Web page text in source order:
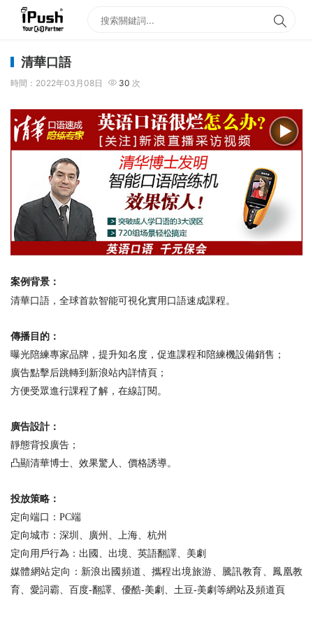
清華口語
時間：2022年03月08日 30 次
案例背景：
清華口語，全球首款智能可視化實用口語速成課程。
傳播目的：
曝光陪練專家品牌，提升知名度，促進課程和陪練機設備銷售 ；
廣告點擊后跳轉到新浪站內詳情頁 ；
方便受眾進行課程了解，在線訂閱。
廣告設計：
靜態背投廣告；
凸顯清華博士、效果驚人、價格誘導。
投放策略：
定向端口：PC端
定向城市：深圳、廣州、上海、杭州
定向用戶行為：出國、出境、英語翻譯、美劇
媒體網站定向：新浪出國頻道、攜程出境旅游、騰訊教育、鳳凰教
育、愛詞霸、百度-翻譯、優酷-美劇、土豆-美劇等網站及頻道頁